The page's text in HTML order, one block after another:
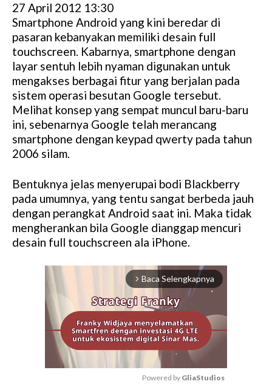
27 April 2012 13:30
Smartphone Android yang kini beredar di
pasaran kebanyakan memiliki desain full
touchscreen. Kabarnya, smartphone dengan
layar sentuh lebih nyaman digunakan untuk
mengakses berbagai fitur yang berjalan pada
sistem operasi besutan Google tersebut.
Melihat konsep yang sempat muncul baru-baru
ini, sebenarnya Google telah merancang
smartphone dengan keypad qwerty pada tahun
2006 silam.
Bentuknya jelas menyerupai bodi Blackberry
pada umumnya, yang tentu sangat berbeda jauh
dengan perangkat Android saat ini. Maka tidak
mengherankan bila Google dianggap mencuri
desain full touchscreen ala iPhone.
arrow_forward_ios Baca Selengkapnya
Powered by GliaStudios